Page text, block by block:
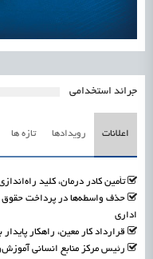
جرائد استخدامی
اعلانات رویدادها تازه ها
تأمین کادر درمان، کلید راه‌اندازی بیمارستان ۴۰۰
اداری
قرارداد کار معین، راهکار
رئیس مرکز منابع انسانی